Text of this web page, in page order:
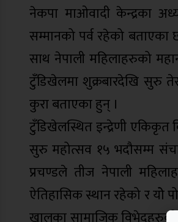
नेकपा माओवादी केन्द्रका
सम्मानको पर्व रहेको बताएका
साथ नेपाली महिलाहरुको
टुँडिखेलमा शुक्रबारदेखि सुरु
कुरा बताएका हुन् ।
टुँडिखेलस्थित इन्द्रेणी एकिकृत
सुरु महोत्सव १५ भदौसम्म
प्रचण्डले तीज नेपाली
ऐतिहासिक स्थान रहेको र योे